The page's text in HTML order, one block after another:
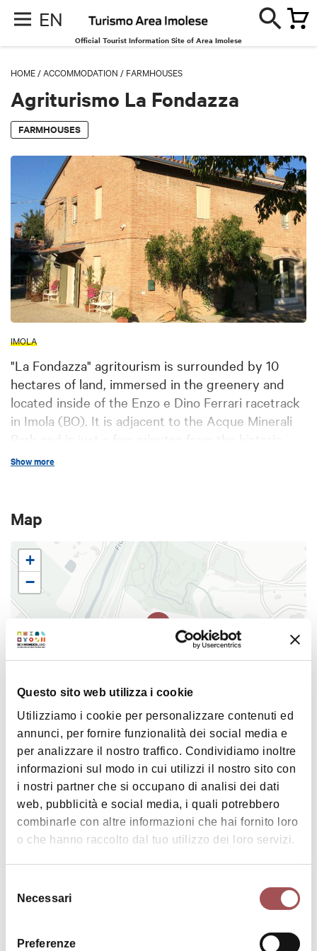
Questo sito web utilizza i cookie
Utilizziamo i cookie per personalizzare contenuti ed
annunci, per fornire funzionalità dei social media e
per analizzare il nostro traffico. Condividiamo inoltre
informazioni sul modo in cui utilizzi il nostro sito con
i nostri partner che si occupano di analisi dei dati
web, pubblicità e social media, i quali potrebbero
combinarle con altre informazioni che hai fornito loro
o che hanno raccolto dal tuo utilizzo dei loro servizi.
delNecessari
Preferenze
EN
Official Tourist Information Site of Area Imolese
HOME /ACCOMMODATION / FARMHOUSES
Agriturismo La Fondazza
FARMHOUSES
IMOLA
"La Fondazza" agritourism is surrounded by 10
hectares of land, immersed in the greenery and
located inside of the Enzo e Dino Ferrari racetrack
in Imola (BO). It is adjacent to the Acque Minerali
Park and is just a few minutes from the historic
center of Imola.
Show more
Map
+
−
Leaflet |©OpenStreetMap contributors ©CARTO
Agriturismo La Fondazza
Via Ghiandolino 1
40026 Imola
HOW TO GET THERE